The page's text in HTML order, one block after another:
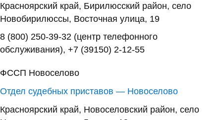
Красноярский край, Бирилюсский район, село
Новобирилюссы, Восточная улица, 19
8 (800) 250-39-32 (центр телефонного
обслуживания), +7 (39150) 2-12-55
ФССП Новоселово
Отдел судебных приставов — Новоселово
Красноярский край, Новоселовский район, село